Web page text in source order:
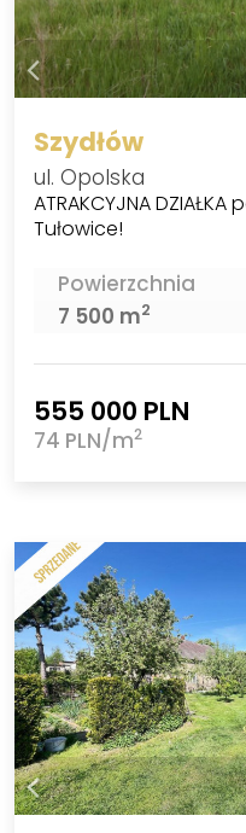
Szydłów
ul. Opolska
ATRAKCYJNA
Tułowice!
Powierzchnia
7 500 m2
555 000 PLN
74 PLN/m2